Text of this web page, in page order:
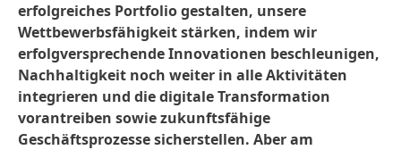
erfolgreiches Portfolio gestalten, unsere
Wettbewerbsfähigkeit stärken, indem wir
erfolgversprechende Innovationen beschleunigen,
Nachhaltigkeit noch weiter in alle Aktivitäten
integrieren und die digitale Transformation
vorantreiben sowie zukunftsfähige
Geschäftsprozesse sicherstellen. Aber am